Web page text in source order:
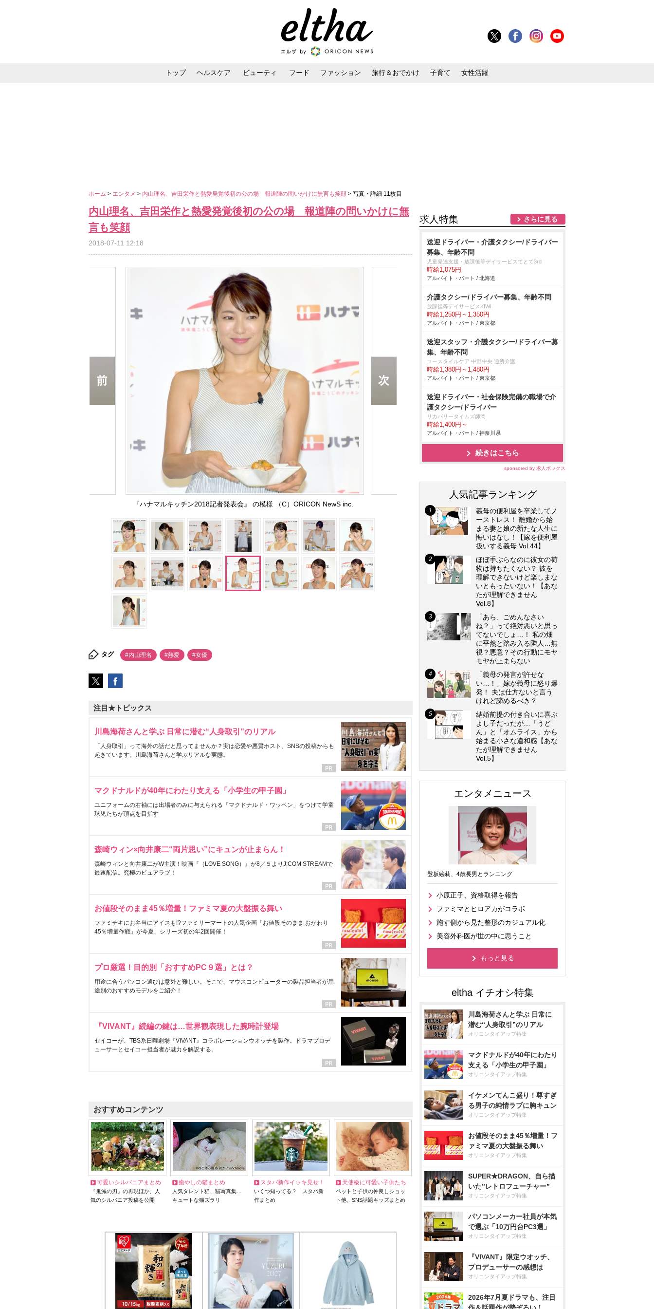
トップ ヘルスケア ビューティ フード ファッション 旅行＆おでかけ 子育て 女性活躍
ホーム > エンタメ > 内山理名、吉田栄作と熱愛発覚後初の公の場 報道陣の問いかけに無言も笑顔 > 写真・詳細 11枚目
内山理名、吉田栄作と熱愛発覚後初の公の場 報道陣の問いかけに無
言も笑顔
2018-07-11 12:18
『ハナマルキッチン2018記者発表会』 の模様 （C）ORICON NewS inc.
タグ #内山理名 #熱愛 #女優
注目★トピックス
川島海荷さんと学ぶ 日常に潜む“人身取引”のリアル
「人身取引」って海外の話だと思ってませんか？実は恋愛や悪質ホスト、SNSの投稿からも
起きています。川島海荷さんと学ぶリアルな実態。
マクドナルドが40年にわたり支える「小学生の甲子園」
ユニフォームの右袖には出場者のみに与えられる「マクドナルド・ワッペン」をつけて学童
球児たちが頂点を目指す
森崎ウィン×向井康二“両片思い”にキュンが止まらん！
森崎ウィンと向井康二がW主演！映画『（LOVE SONG）』が8／５よりJ:COM STREAMで
最速配信。究極のピュアラブ！
お値段そのまま45％増量！ファミマ夏の大盤振る舞い
ファミチキにお弁当にアイスも!?ファミリーマートの人気企画「お値段そのまま おかわり
45％増量作戦」が今夏、シリーズ初の年2回開催！
プロ厳選！目的別「おすすめPC９選」とは？
用途に合うパソコン選びは意外と難しい。そこで、マウスコンピューターの製品担当者が用
途別のおすすめモデルをご紹介！
『VIVANT』続編の鍵は…世界観表現した腕時計登場
セイコーが、TBS系日曜劇場『VIVANT』コラボレーションウオッチを製作。ドラマプロデ
ューサーとセイコー担当者が魅力を解説する。
おすすめコンテンツ
可愛いシルバニアまとめ
『鬼滅の刃』の再現ほか、人
気のシルバニア投稿を公開
癒やしの猫まとめ
人気タレント猫、猫写真集…
キュートな猫ズラリ
スタバ新作イッキ見せ！
いくつ知ってる？ スタバ新
作まとめ
天使級に可愛い子供たち
ペットと子供の仲良しショッ
ト他、SNS話題キッズまとめ
求人特集 さらに見る
送迎ドライバー・介護タクシー/ドライバー
募集、年齢不問
児童発達支援・放課後等デイサービスてとて3rd
時給1,075円
アルバイト・パート / 北海道
介護タクシー/ドライバー募集、年齢不問
放課後等デイサービスKIWI
時給1,250円～1,350円
アルバイト・パート / 東京都
送迎スタッフ・介護タクシー/ドライバー募
集、年齢不問
ユースタイルケア 中野中央 通所介護
時給1,380円～1,480円
アルバイト・パート / 東京都
送迎ドライバー・社会保険完備の職場で介
護タクシー/ドライバー
リカバリータイムズ師岡
時給1,400円～
アルバイト・パート / 神奈川県
続きはこちら
sponsored by 求人ボックス
人気記事ランキング
義母の便利屋を卒業してノ
ーストレス！ 離婚から始
まる妻と娘の新たな人生に
悔いはなし！【嫁を便利屋
扱いする義母 Vol.44】
ほぼ手ぶらなのに彼女の荷
物は持ちたくない？ 彼を
理解できないけど楽しまな
いともったいない！【あな
たが理解できません
Vol.8】
「あら、ごめんなさい
ね？」って絶対悪いと思っ
てないでしょ…！ 私の畑
に平然と踏み入る隣人…無
視？悪意？その行動にモヤ
モヤが止まらない
「義母の発言が許せな
い…！」嫁が義母に怒り爆
発！ 夫は仕方ないと言う
けれど諦めるべき？
結婚前提の付き合いに喜ぶ
よし子だったが…「うど
ん」と「オムライス」から
始まる小さな違和感【あな
たが理解できません
Vol.5】
エンタメニュース
登坂絵莉、4歳長男とランニング
小原正子、資格取得を報告
ファミマとヒロアカがコラボ
施す側から見た整形のカジュアル化
美容外科医が世の中に思うこと
もっと見る
川島海荷さんと学ぶ 日常に
潜む“人身取引”のリアル
オリコンタイアップ特集
マクドナルドが40年にわたり
支える「小学生の甲子園」
オリコンタイアップ特集
イケメンてんこ盛り！尊すぎ
る男子の純情ラブに胸キュン
オリコンタイアップ特集
お値段そのまま45％増量！フ
ァミマ夏の大盤振る舞い
オリコンタイアップ特集
SUPER★DRAGON、自ら描
いた”レトロフューチャー”
オリコンタイアップ特集
パソコンメーカー社員が本気
で選ぶ「10万円台PC3選」
オリコンタイアップ特集
『VIVANT』限定ウオッチ、
プロデューサーの感想は
オリコンタイアップ特集
2026年7月夏ドラマも、注目